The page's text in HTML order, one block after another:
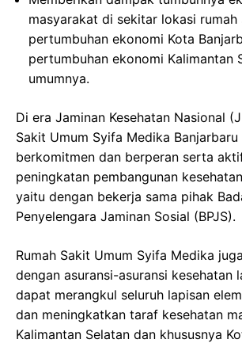
masyarakat di sekitar lokasi rumah
pertumbuhan ekonomi Kota
pertumbuhan ekonomi Kalimantan
umumnya.
Di era Jaminan Kesehatan Nasional
Sakit Umum Syifa Medika
berkomitmen dan berperan serta
peningkatan pembangunan
yaitu dengan bekerja sama pihak
Penyelengara Jaminan Sosial (BPJS).
Rumah Sakit Umum Syifa Medika
dengan asuransi-asuransi kesehatan
dapat merangkul seluruh lapisan
dan meningkatkan taraf kesehatan
Kalimantan Selatan dan khususnya